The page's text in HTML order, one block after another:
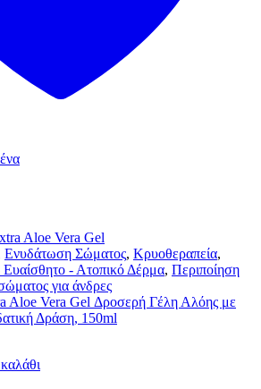
Ενυδάτωση Σώματος, Κρυοθεραπεία,
- Ατοπικό Δέρμα, Περιποίηση
για άνδρες
Aloe Vera Gel Δροσερή Γέλη Αλόης με
Δράση, 150ml